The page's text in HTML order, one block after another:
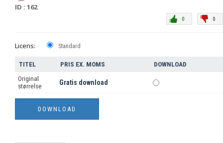
ID : 162
0
0
Licens: Standard
TITEL PRIS EX. MOMS
DOWNLOAD
Original
størrelse
Gratis download